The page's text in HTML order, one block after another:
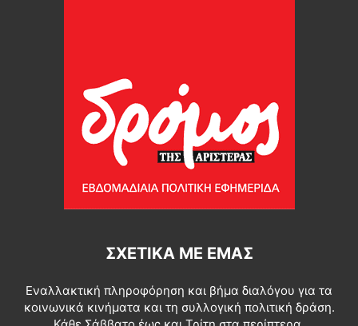
ΣΧΕΤΙΚΆ ΜΕ ΕΜΆΣ
Εναλλακτική πληροφόρηση και βήμα διαλόγου για τα
κοινωνικά κινήματα και τη συλλογική πολιτική δράση.